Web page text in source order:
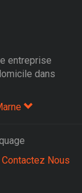
entreprise
dans
Contactez Nous